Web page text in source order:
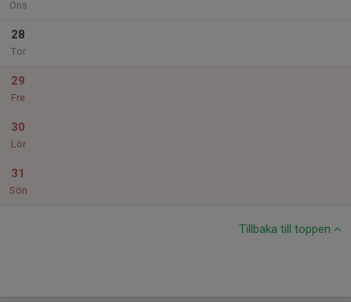
Ons
28
Tor
29
Fre
30
Lör
31
Sön
Tillbaka till toppen